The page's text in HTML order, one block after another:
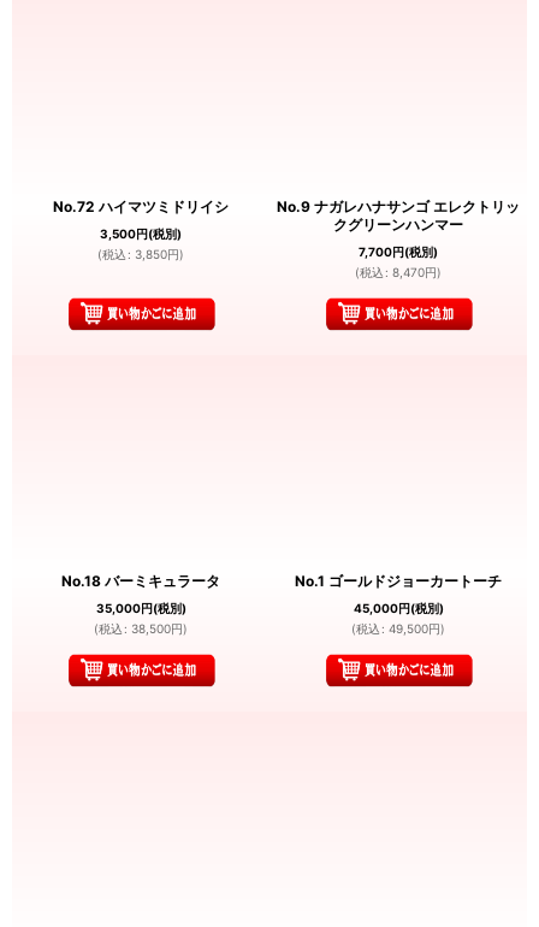
No.72 ハイマツミドリイシ
3,500円(税別)
(税込 : 3,850円)
No.9 ナガレハナサンゴ エレクトリッ
クグリーンハンマー
7,700円(税別)
(税込 : 8,470円)
No.18 バーミキュラータ
35,000円(税別)
(税込 : 38,500円)
No.1 ゴールドジョーカートーチ
45,000円(税別)
(税込 : 49,500円)